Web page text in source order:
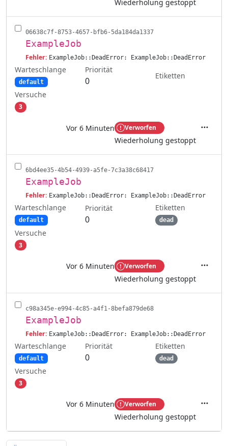
Wiederholung gestoppt
06638c7f-8753-4657-bfb6-5da184da1337
ExampleJob
Fehler: ExampleJob::DeadError: ExampleJob::DeadError
Warteschlange
default
Priorität
0
Etiketten
Versuche
3
Vor 6 Minuten Verworfen
Wiederholung gestoppt
6bd4ee35-4b54-4939-a5fe-7c3a38c68417
ExampleJob
Fehler: ExampleJob::DeadError: ExampleJob::DeadError
Warteschlange
default
Priorität
0
Etiketten
dead
Versuche
3
Vor 6 Minuten Verworfen
Wiederholung gestoppt
c98a345e-e994-4c85-a4f1-8befa879de68
ExampleJob
Fehler: ExampleJob::DeadError: ExampleJob::DeadError
Warteschlange
default
Priorität
0
Etiketten
dead
Versuche
3
Vor 6 Minuten Verworfen
Wiederholung gestoppt